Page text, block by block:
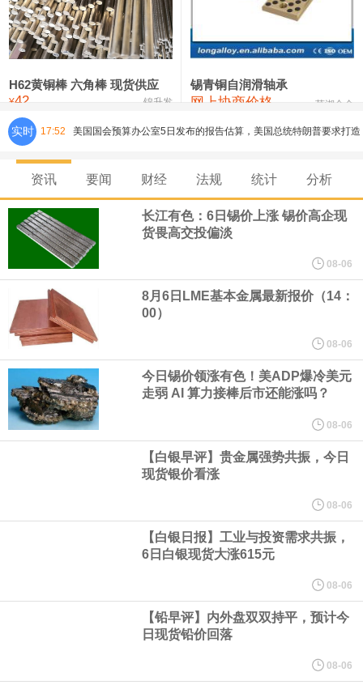
铸造铝合金锭(ZLD104) 24,100—24,300 24,200
压铸锌合金锭 26,250—26,450
氯化镍 38,300—40,300 39,300 0
H62黄铜棒 六角棒 现货供应
¥42 锦升发
锡青铜自润滑轴承
网上协商价格 芜湖合金
实时 17:52 美国国会预算办公室5日发布的报告估算，美国总统特朗普要求打造
的海军全新核动力“黄金舰队”可能需要在今后数十年间支出约2750
亿美元。其中，首艘“特朗普级”战列舰“无畏”号预估造价比原来至少
高50%。
芝加哥期权交易所全球市场公司（CBOE GLOBAL MARKETS
INC）：CBOE 欧洲清算所将于 8 月 24 日起，将证券融资交易清算
业务拓展至固定收益品类。
周四，亚洲科技股下跌，跟随隔夜交易中回调的美国同行，凸显了
全球科技股波动性的加剧。 日本市场中，软银股价收盘下跌4.4%，
芯片设备制造商东京电子股价下跌近6%，日本存储芯片制造商铠侠
股价下跌超过10%。
WPP股价料创1992年以来最大单日涨幅，上涨25%至11个月高位。
谷歌规划的印度数据中心枢纽建设工作正在如火如荼推进，项目所
在地上方的山坡已经被开挖，露出赤红土层，并修出层层台地。但
资讯 要闻 财经 法规 统计 分析
长江有色：6日锡价上涨 锡价高企现
货畏高交投偏淡
08-06
8月6日LME基本金属最新报价（14：
00）
08-06
今日锡价领涨有色！美ADP爆冷美元
走弱 AI 算力接棒后市还能涨吗？
08-06
【白银早评】贵金属强势共振，今日
现货银价看涨
08-06
【白银日报】工业与投资需求共振，
6日白银现货大涨615元
08-06
【铅早评】内外盘双双持平，预计今
日现货铅价回落
08-06